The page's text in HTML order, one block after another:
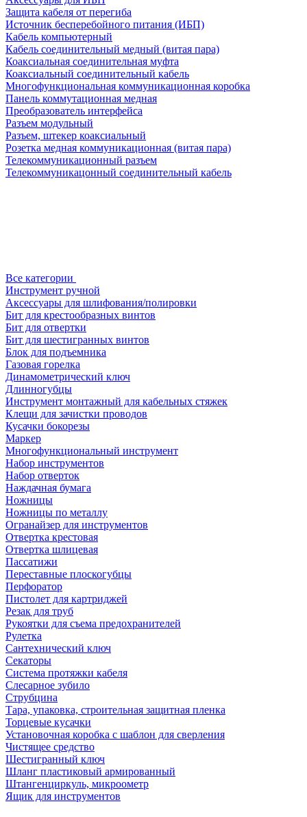
Защита кабеля от перегиба
Источник бесперебойного питания (ИБП)
Кабель компьютерный
Кабель соединительный медный (витая пара)
Коаксиальная соединительная муфта
Коаксиальный соединительный кабель
Многофункциональная коммуникационная коробка
Панель коммутационная медная
Преобразователь интерфейса
Разъем модульный
Разъем, штекер коаксиальный
Розетка медная коммуникационная (витая пара)
Телекоммуникационный разъем
Телекоммуникацонный соединительный кабель
Все категории
Инструмент ручной
Аксессуары для шлифования/полировки
Бит для крестообразных винтов
Бит для отвертки
Бит для шестигранных винтов
Блок для подъемника
Газовая горелка
Динамометрический ключ
Длинногубцы
Инструмент монтажный для кабельных стяжек
Клещи для зачистки проводов
Кусачки бокорезы
Маркер
Многофункциональный инструмент
Набор инструментов
Набор отверток
Наждачная бумага
Ножницы
Ножницы по металлу
Огранайзер для инструментов
Отвертка крестовая
Отвертка шлицевая
Пассатижи
Переставные плоскогубцы
Перфоратор
Пистолет для картриджей
Резак для труб
Рукоятки для съема предохранителей
Рулетка
Сантехнический ключ
Секаторы
Система протяжки кабеля
Слесарное зубило
Струбцина
Тара, упаковка, строительная защитная пленка
Торцевые кусачки
Установочная коробка с шаблон для сверления
Чистящее средство
Шестигранный ключ
Шланг пластиковый армированный
Штангенциркуль, микроометр
Ящик для инструментов